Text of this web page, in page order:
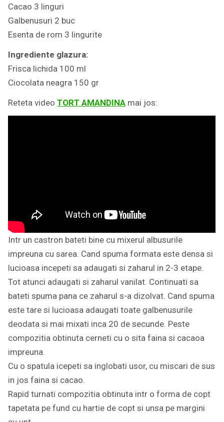
Cacao 3 linguri
Galbenusuri 2 buc
Esenta de rom 3 lingurite
Ingrediente glazura:
Frisca lichida 100 ml
Ciocolata neagra 150 gr
Reteta videoTORT AMANDINA mai jos:
Intr un castron bateti bine cu mixerul albusurile
impreuna cu sarea. Cand spuma formata este densa si
lucioasa incepeti sa adaugati si zaharul in 2-3 etape.
Tot atunci adaugati si zaharul vanilat. Continuati sa
bateti spuma pana ce zaharul s-a dizolvat. Cand spuma
este tare si lucioasa adaugati toate galbenusurile
deodata si mai mixati inca 20 de secunde. Peste
compozitia obtinuta cerneti cu o sita faina si cacaoa
impreuna.
Cu o spatula icepeti sa inglobati usor, cu miscari de sus
in jos faina si cacao.
Rapid turnati compozitia obtinuta intr o forma de copt
tapetata pe fund cu hartie de copt si unsa pe margini